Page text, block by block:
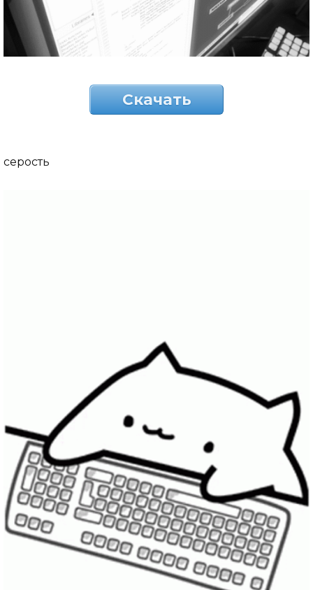
Скачать
серость